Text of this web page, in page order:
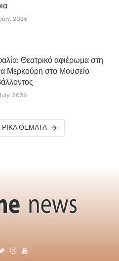
2026
Θεατρικό αφιέρωμα στη
Μερκούρη στο Μουσείο
2026
ΘΕΜΑΤΑ